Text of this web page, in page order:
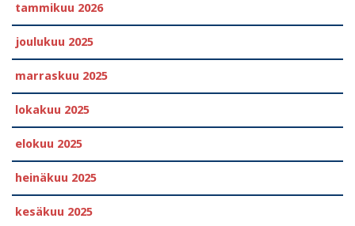
tammikuu 2026
joulukuu 2025
marraskuu 2025
lokakuu 2025
elokuu 2025
heinäkuu 2025
kesäkuu 2025